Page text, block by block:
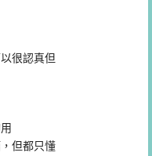
很認真但
但都只懂